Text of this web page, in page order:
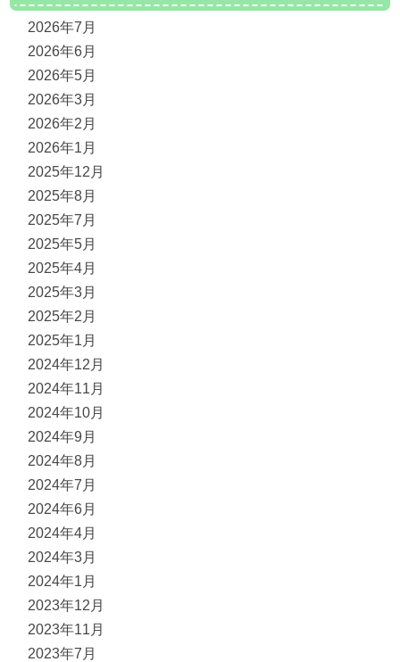
2026年7月
2026年6月
2026年5月
2026年3月
2026年2月
2026年1月
2025年12月
2025年8月
2025年7月
2025年5月
2025年4月
2025年3月
2025年2月
2025年1月
2024年12月
2024年11月
2024年10月
2024年9月
2024年8月
2024年7月
2024年6月
2024年4月
2024年3月
2024年1月
2023年12月
2023年11月
2023年7月